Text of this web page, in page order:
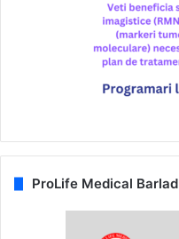
ProLife Medical Barlad